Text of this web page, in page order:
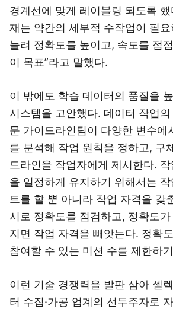
경계선에 맞게 레이블링 되도록 했
재는 약간의 세부적 수작업이 필
늘려 정확도를 높이고, 속도를 점
이 목표”라고 말했다.
이 밖에도 학습 데이터의 품질을
시스템을 고안했다. 데이터 작업
문 가이드라인팀이 다양한 변수에
를 분석해 작업 원칙을 정하고, 구
드라인을 작업자에게 제시한다.
을 일정하게 유지하기 위해서는
트를 할 뿐 아니라 작업 자격을 갖
시로 정확도를 점검하고, 정확도
지면 작업 자격을 빼앗는다. 정확
참여할 수 있는 미션 수를 제한하
이런 기술 경쟁력을 발판 삼아 셀
터 수집·가공 업계의 선두주자로